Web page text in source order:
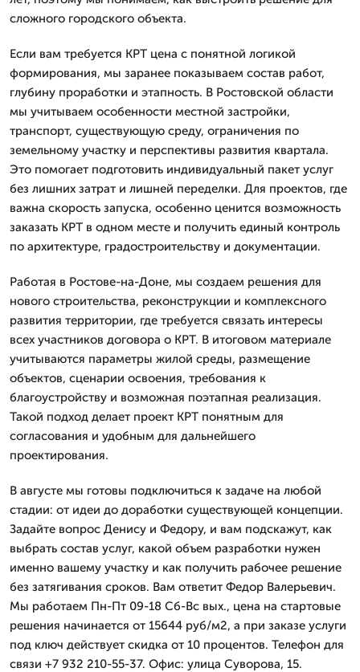
сложного городского объекта.
Если вам требуется КРТ цена с понятной логикой
формирования, мы заранее показываем состав работ,
глубину проработки и этапность. В Ростовской области
мы учитываем особенности местной застройки,
транспорт, существующую среду, ограничения по
земельному участку и перспективы развития квартала.
Это помогает подготовить индивидуальный пакет услуг
без лишних затрат и лишней переделки. Для проектов, где
важна скорость запуска, особенно ценится возможность
заказать КРТ в одном месте и получить единый контроль
по архитектуре, градостроительству и документации.
Работая в Ростове-на-Доне, мы создаем решения для
нового строительства, реконструкции и комплексного
развития территории, где требуется связать интересы
всех участников договора о КРТ. В итоговом материале
учитываются параметры жилой среды, размещение
объектов, сценарии освоения, требования к
благоустройству и возможная поэтапная реализация.
Такой подход делает проект КРТ понятным для
согласования и удобным для дальнейшего
проектирования.
В августе мы готовы подключиться к задаче на любой
стадии: от идеи до доработки существующей концепции.
Задайте вопрос Денису и Федору, и вам подскажут, как
выбрать состав услуг, какой объем разработки нужен
именно вашему участку и как получить рабочее решение
без затягивания сроков. Вам ответит Федор Валерьевич.
Мы работаем Пн-Пт 09-18 Сб-Вс вых., цена на стартовые
решения начинается от 15644 руб/м2, а при заказе услуги
под ключ действует скидка от 10 процентов. Телефон для
связи +7 932 210-55-37. Офис: улица Суворова, 15.